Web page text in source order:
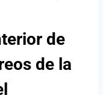
de
de la